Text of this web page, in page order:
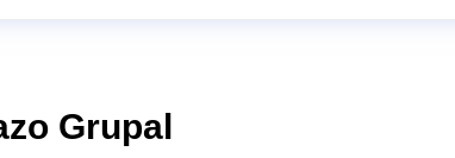
Grupal